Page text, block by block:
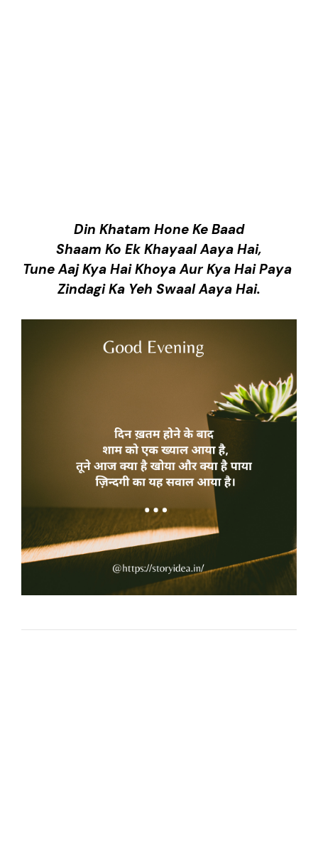
Din Khatam Hone Ke Baad
Shaam Ko Ek Khayaal Aaya Hai,
Tune Aaj Kya Hai Khoya Aur Kya Hai Paya
Zindagi Ka Yeh Swaal Aaya Hai.